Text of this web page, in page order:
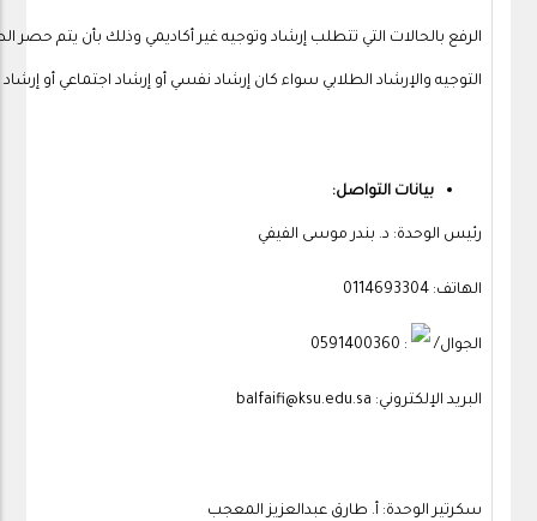
الرفع بالحالات التي تتطلب إرشاد وتوجيه غير أكاديمي وذلك بأن يتم
التوجيه والإرشاد الطلابي سواء كان إرشاد نفسي أو إرشاد اجتماعي أو
بيانات التواصل:
رئيس الوحدة: د. بندر موسى الفيفي
الهاتف: 0114693304
الجوال/ : 0591400360
البريد الإلكتروني: balfaifi@ksu.edu.sa
سكرتير الوحدة: أ. طارق عبدالعزيز المعجب